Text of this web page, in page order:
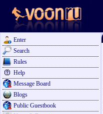
Enter
Search
Rules
Help
Message Board
Blogs
Public Guestbook